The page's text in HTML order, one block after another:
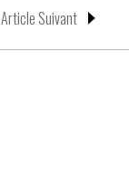
Article Suivant